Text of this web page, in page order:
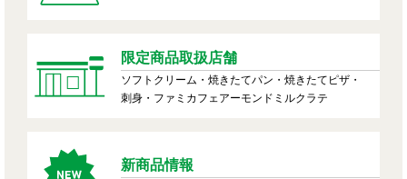
限定商品取扱店舗
ソフトクリーム・焼きたてパン・焼きたてピザ・
刺身・ファミカフェアーモンドミルクラテ
新商品情報